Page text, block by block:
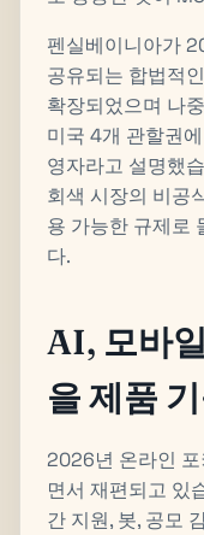
펜실베이니아가
공유되는 합법적
확장되었으며 나
미국 4개 관할권
영자라고 설명했
회색 시장의 비공
용 가능한 규제로
다.
AI, 모바
을 제품
2026년 온라인 포
면서 재편되고 있
간 지원, 봇, 공모